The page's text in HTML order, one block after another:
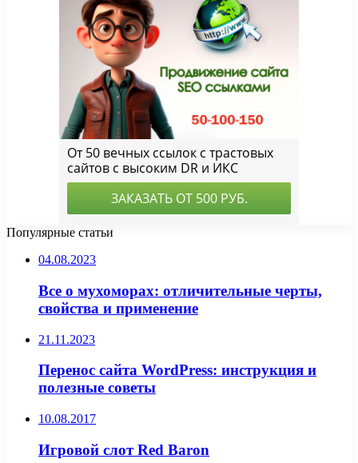
Популярные статьи
04.08.2023
Все о мухоморах: отличительные черты,
свойства и применение
21.11.2023
Перенос сайта WordPress: инструкция и
полезные советы
10.08.2017
Игровой слот Red Baron